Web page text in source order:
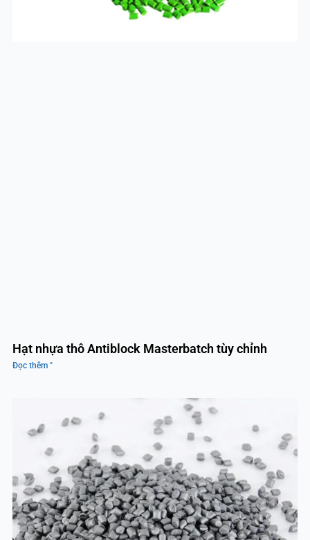
Hạt nhựa thô Antiblock Masterbatch tùy chỉnh
Đọc thêm "